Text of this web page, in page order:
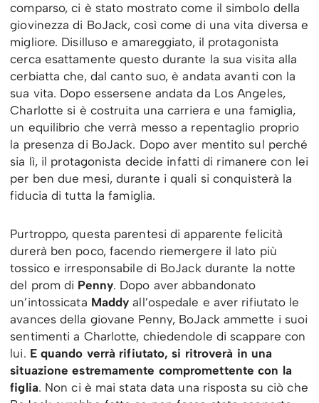
comparso, ci è stato mostrato come il simbolo della
giovinezza di BoJack, così come di una vita diversa e
migliore. Disilluso e amareggiato, il protagonista
cerca esattamente questo durante la sua visita alla
cerbiatta che, dal canto suo, è andata avanti con la
sua vita. Dopo essersene andata da Los Angeles,
Charlotte si è costruita una carriera e una famiglia,
un equilibrio che verrà messo a repentaglio proprio
la presenza di BoJack. Dopo aver mentito sul perché
sia lì, il protagonista decide infatti di rimanere con lei
per ben due mesi, durante i quali si conquisterà la
fiducia di tutta la famiglia.
Purtroppo, questa parentesi di apparente felicità
durerà ben poco, facendo riemergere il lato più
tossico e irresponsabile di BoJack durante la notte
del prom di Penny. Dopo aver abbandonato
un’intossicata Maddyall’ospedale e aver rifiutato le
avances della giovane Penny, BoJack ammette i suoi
sentimenti a Charlotte, chiedendole di scappare con
lui. E quando verrà rifiutato, si ritroverà in una
situazione estremamente compromettente con la
figlia. Non ci è mai stata data una risposta su ciò che